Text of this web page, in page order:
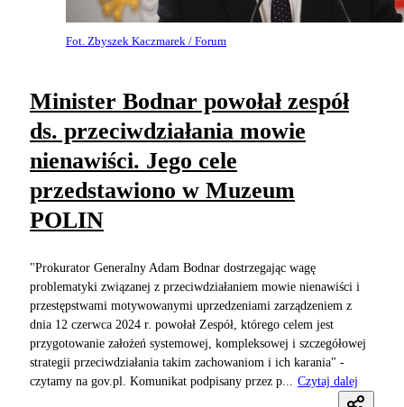
Fot. Zbyszek Kaczmarek / Forum
Minister Bodnar powołał zespół
ds. przeciwdziałania mowie
nienawiści. Jego cele
przedstawiono w Muzeum
POLIN
"Prokurator Generalny Adam Bodnar dostrzegając wagę
problematyki związanej z przeciwdziałaniem mowie nienawiści i
przestępstwami motywowanymi uprzedzeniami zarządzeniem z
dnia 12 czerwca 2024 r. powołał Zespół, którego celem jest
przygotowanie założeń systemowej, kompleksowej i szczegółowej
strategii przeciwdziałania takim zachowaniom i ich karania" -
czytamy na gov.pl. Komunikat podpisany przez p...
Czytaj dalej